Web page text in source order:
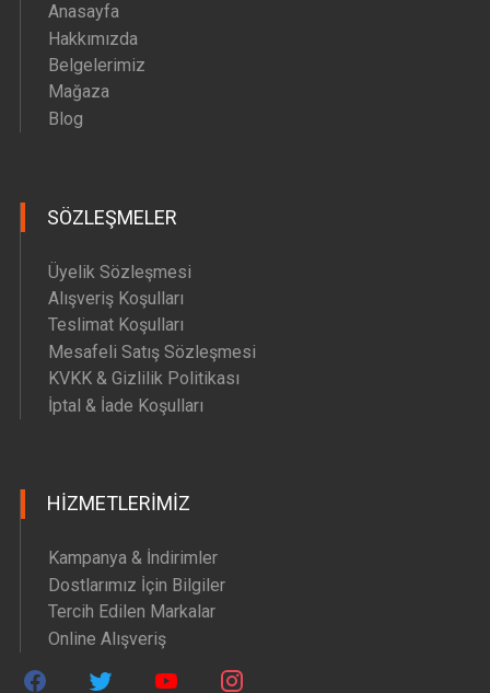
Anasayfa
Hakkımızda
Belgelerimiz
Mağaza
Blog
SÖZLEŞMELER
Üyelik Sözleşmesi
Alışveriş Koşulları
Teslimat Koşulları
Mesafeli Satış Sözleşmesi
KVKK & Gizlilik Politikası
İptal & İade Koşulları
HIZMETLERIMIZ
Kampanya & İndirimler
Dostlarımız İçin Bilgiler
Tercih Edilen Markalar
Online Alışveriş